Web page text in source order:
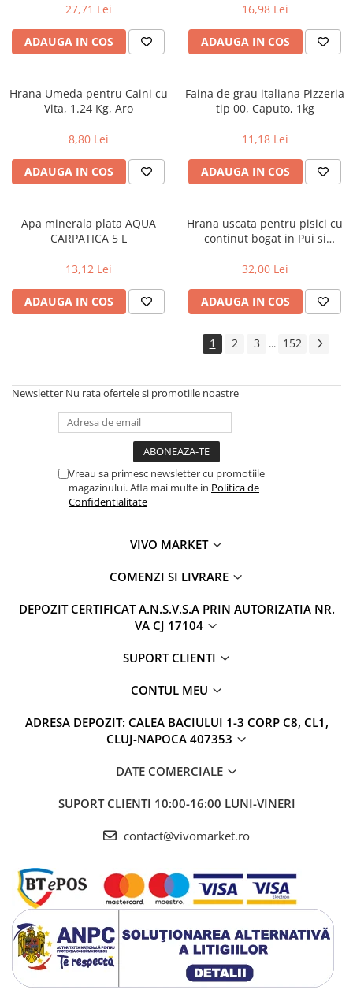
27,71 Lei
ADAUGA IN COS
16,98 Lei
ADAUGA IN COS
Hrana Umeda pentru Caini cu
Vita, 1.24 Kg, Aro
8,80 Lei
ADAUGA IN COS
Faina de grau italiana Pizzeria
tip 00, Caputo, 1kg
11,18 Lei
ADAUGA IN COS
Apa minerala plata AQUA
CARPATICA 5 L
13,12 Lei
ADAUGA IN COS
Hrana uscata pentru pisici cu
continut bogat in Pui si
Junior, 800g
32,00 Lei
ADAUGA IN COS
1 2 3 ... 152
Newsletter Nu rata ofertele si promotiile noastre
Vreau sa primesc newsletter cu promotiile
magazinului. Afla mai multe in Politica de
Confidentialitate
VIVO MARKET
COMENZI SI LIVRARE
DEPOZIT CERTIFICAT A.N.S.V.S.A PRIN AUTORIZATIA NR.
VA CJ 17104
SUPORT CLIENTI
CONTUL MEU
ADRESA DEPOZIT: CALEA BACIULUI 1-3 CORP C8, CL1,
CLUJ-NAPOCA 407353
DATE COMERCIALE
SUPORT CLIENTI 10:00-16:00 LUNI-VINERI
contact@vivomarket.ro